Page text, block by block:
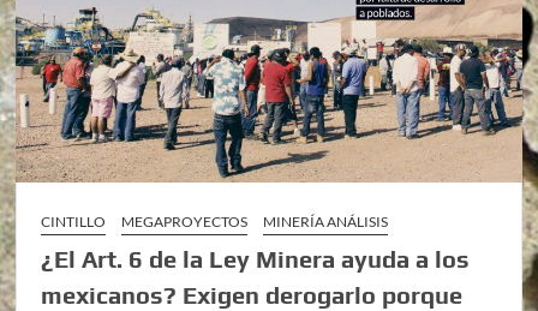
CINTILLO MEGAPROYECTOS MINERÍA ANÁLISIS
¿El Art. 6 de la Ley Minera ayuda a los
mexicanos? Exigen derogarlo porque